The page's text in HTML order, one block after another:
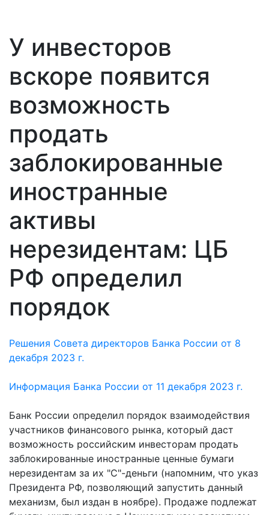
У инвесторов
вскоре появится
возможность
продать
заблокированные
иностранные
активы
нерезидентам: ЦБ
РФ определил
порядок
Решения Совета директоров Банка России от 8
декабря 2023 г.
Информация Банка России от 11 декабря 2023 г.
Банк России определил порядок взаимодействия
участников финансового рынка, который даст
возможность российским инвесторам продать
заблокированные иностранные ценные бумаги
нерезидентам за их "С"-деньги (напомним, что указ
Президента РФ, позволяющий запустить данный
механизм, был издан в ноябре). Продаже подлежат